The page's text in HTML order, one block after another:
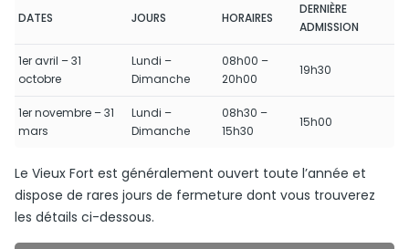
DATES JOURS HORAIRES
DERNIÈRE
ADMISSION
1er avril – 31
octobre
Lundi –
Dimanche
08h00 –
20h00
19h30
1er novembre – 31
mars
Lundi –
Dimanche
08h30 –
15h30
15h00
Le Vieux Fort est généralement ouvert toute l’année et
dispose de rares jours de fermeture dont vous trouverez
les détails ci-dessous.